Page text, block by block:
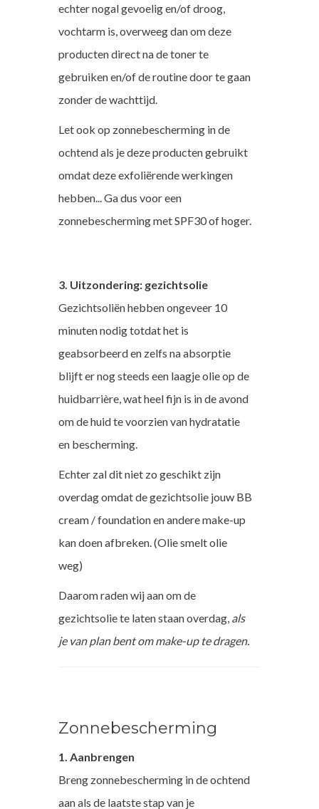
echter nogal gevoelig en/of droog,
vochtarm is, overweeg dan om deze
producten direct na de toner te
gebruiken en/of de routine door te gaan
zonder de wachttijd.
Let ook op zonnebescherming in de
ochtend als je deze producten gebruikt
omdat deze exfoliërende werkingen
hebben... Ga dus voor een
zonnebescherming met SPF30 of hoger.
3. Uitzondering: gezichtsolie
Gezichtsoliën hebben ongeveer 10
minuten nodig totdat het is
geabsorbeerd en zelfs na absorptie
blijft er nog steeds een laagje olie op de
huidbarrière, wat heel fijn is in de avond
om de huid te voorzien van hydratatie
en bescherming.
Echter zal dit niet zo geschikt zijn
overdag omdat de gezichtsolie jouw BB
cream / foundation en andere make-up
kan doen afbreken. (Olie smelt olie
weg)
Daarom raden wij aan om de
gezichtsolie te laten staan overdag, als
je van plan bent om make-up te dragen.
Zonnebescherming
1. Aanbrengen
Breng zonnebescherming in de ochtend
aan als de laatste stap van je